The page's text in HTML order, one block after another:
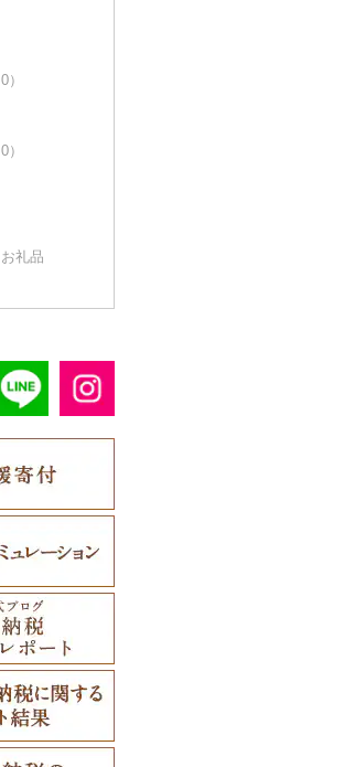
）
）
）
7）
（8）
0）
（0）
）
1）
0）
0）
クター
0）
0）
0）
0）
礼品